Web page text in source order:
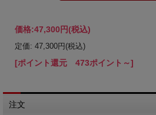
価格:47,300円(税込)
定価: 47,300円(税込)
[ポイント還元 473ポイント～]
注文